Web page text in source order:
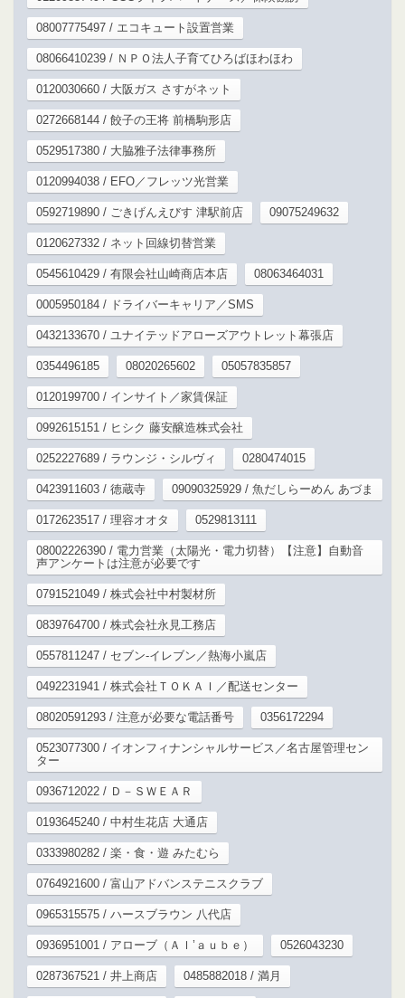
08007775497 / エコキュート設置営業
08066410239 / ＮＰＯ法人子育てひろばほわほわ
0120030660 / 大阪ガス さすがネット
0272668144 / 餃子の王将 前橋駒形店
0529517380 / 大脇雅子法律事務所
0120994038 / EFO／フレッツ光営業
0592719890 / ごきげんえびす 津駅前店 09075249632
0120627332 / ネット回線切替営業
0545610429 / 有限会社山崎商店本店 08063464031
0005950184 / ドライバーキャリア／SMS
0432133670 / ユナイテッドアローズアウトレット幕張店
0354496185 08020265602 05057835857
0120199700 / インサイト／家賃保証
0992615151 / ヒシク 藤安醸造株式会社
0252227689 / ラウンジ・シルヴィ 0280474015
0423911603 / 徳蔵寺 09090325929 / 魚だしらーめん あづま
0172623517 / 理容オオタ 0529813111
08002226390 / 電力営業（太陽光・電力切替）【注意】自動音
声アンケートは注意が必要です
0791521049 / 株式会社中村製材所
0839764700 / 株式会社永見工務店
0557811247 / セブン‐イレブン／熱海小嵐店
0492231941 / 株式会社ＴＯＫＡＩ／配送センター
08020591293 / 注意が必要な電話番号 0356172294
0523077300 / イオンフィナンシャルサービス／名古屋管理セン
ター
0936712022 / Ｄ－ＳＷＥＡＲ
0193645240 / 中村生花店 大通店
0333980282 / 楽・食・遊 みたむら
0764921600 / 富山アドバンステニスクラブ
0965315575 / ハースブラウン 八代店
0936951001 / アローブ（Ａｌ’ａｕｂｅ） 0526043230
0287367521 / 井上商店 0485882018 / 満月